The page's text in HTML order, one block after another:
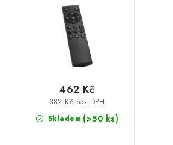
Skladem (>50 ks)
382 Kč bez DPH
462 Kč